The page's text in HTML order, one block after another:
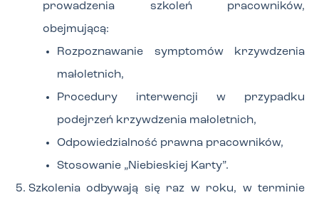
prowadzenia szkoleń pracowników,
obejmującą:
Rozpoznawanie symptomów krzywdzenia
małoletnich,
Procedury interwencji w przypadku
podejrzeń krzywdzenia małoletnich,
Odpowiedzialność prawna pracowników,
Stosowanie „Niebieskiej Karty”.
Szkolenia odbywają się raz w roku, w terminie